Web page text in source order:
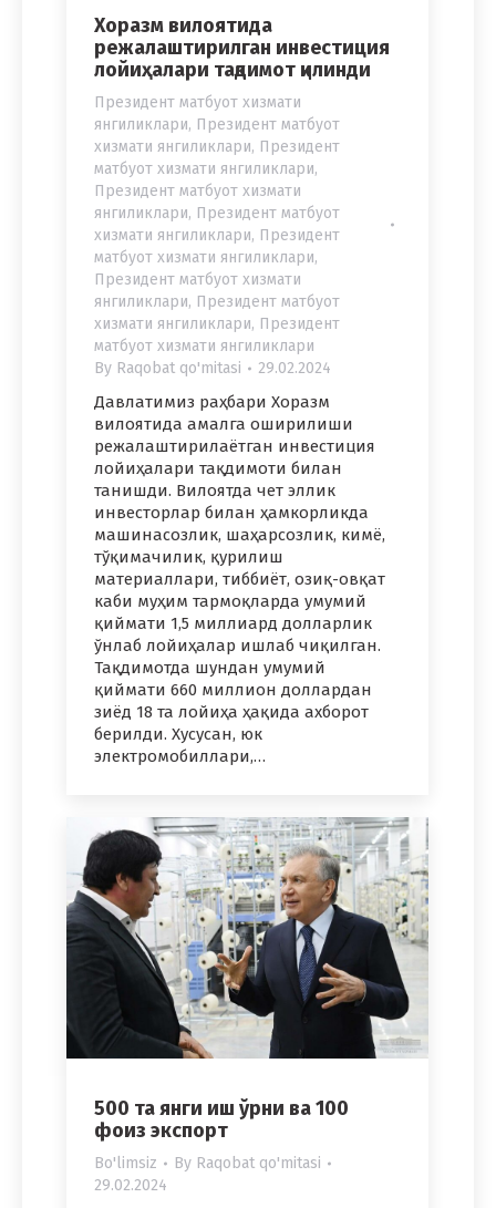
Хоразм вилоятида
режалаштирилган инвестиция
лойиҳалари тақдимот қилинди
Президент матбуот хизмати
янгиликлари, Президент матбуот
хизмати янгиликлари, Президент
матбуот хизмати янгиликлари,
Президент матбуот хизмати
янгиликлари, Президент матбуот
хизмати янгиликлари, Президент
матбуот хизмати янгиликлари,
Президент матбуот хизмати
янгиликлари, Президент матбуот
хизмати янгиликлари, Президент
матбуот хизмати янгиликлари
By Raqobat qo'mitasi 29.02.2024
Давлатимиз раҳбари Хоразм
вилоятида амалга оширилиши
режалаштирилаётган инвестиция
лойиҳалари тақдимоти билан
танишди. Вилоятда чет эллик
инвесторлар билан ҳамкорликда
машинасозлик, шаҳарсозлик, кимё,
тўқимачилик, қурилиш
материаллари, тиббиёт, озиқ-овқат
каби муҳим тармоқларда умумий
қиймати 1,5 миллиард долларлик
ўнлаб лойиҳалар ишлаб чиқилган.
Тақдимотда шундан умумий
қиймати 660 миллион доллардан
зиёд 18 та лойиҳа ҳақида ахборот
берилди. Хусусан, юк
электромобиллари,…
500 та янги иш ўрни ва 100
фоиз экспорт
Bo'limsiz By Raqobat qo'mitasi
29.02.2024